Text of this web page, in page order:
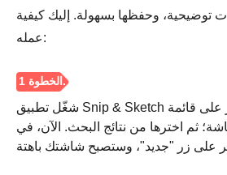
توضيحية، وحفظها بسهولة. إليك كيفية
عمله:
شغّل تطبيق Snip & Sketch بالنقر على قائمة "Windows:"
ثم اخترها من نتائج البحث. الآن، في